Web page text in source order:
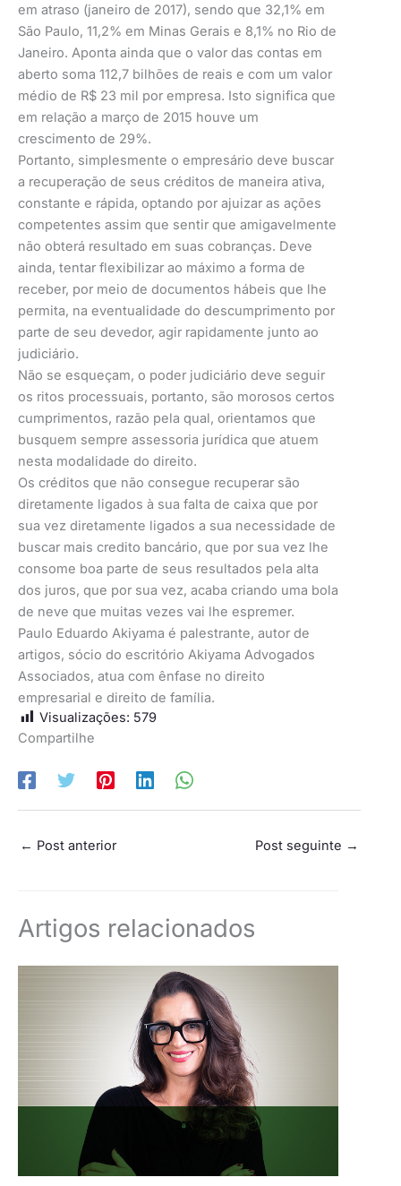
em atraso (janeiro de 2017), sendo que 32,1% em
São Paulo, 11,2% em Minas Gerais e 8,1% no Rio de
Janeiro. Aponta ainda que o valor das contas em
aberto soma 112,7 bilhões de reais e com um valor
médio de R$ 23 mil por empresa. Isto significa que
em relação a março de 2015 houve um
crescimento de 29%.
Portanto, simplesmente o empresário deve buscar
a recuperação de seus créditos de maneira ativa,
constante e rápida, optando por ajuizar as ações
competentes assim que sentir que amigavelmente
não obterá resultado em suas cobranças. Deve
ainda, tentar flexibilizar ao máximo a forma de
receber, por meio de documentos hábeis que lhe
permita, na eventualidade do descumprimento por
parte de seu devedor, agir rapidamente junto ao
judiciário.
Não se esqueçam, o poder judiciário deve seguir
os ritos processuais, portanto, são morosos certos
cumprimentos, razão pela qual, orientamos que
busquem sempre assessoria jurídica que atuem
nesta modalidade do direito.
Os créditos que não consegue recuperar são
diretamente ligados à sua falta de caixa que por
sua vez diretamente ligados a sua necessidade de
buscar mais credito bancário, que por sua vez lhe
consome boa parte de seus resultados pela alta
dos juros, que por sua vez, acaba criando uma bola
de neve que muitas vezes vai lhe espremer.
Paulo Eduardo Akiyama é palestrante, autor de
artigos, sócio do escritório Akiyama Advogados
Associados, atua com ênfase no direito
empresarial e direito de família.
Visualizações: 579
Compartilhe
← Post anterior Post seguinte →
Artigos relacionados